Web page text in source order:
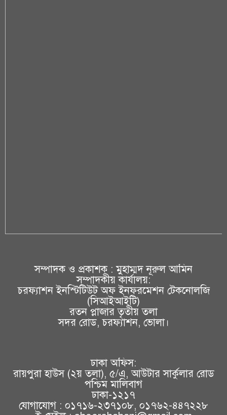
সম্পাদক ও প্রকাশক : মুহাম্মদ নূরুল আমিন
সম্পাদকীয় কার্যালয়:
চরফ্যাশন ইনস্টিটিউট অফ ইনফরমেশন টেকনোলজি
(সিআইআইটি)
রতন প্লাজার তৃতীয় তলা
সদর রোড, চরফ্যাশন, ভোলা।
ঢাকা অফিস:
রায়পুরা হাউস (২য় তলা), ৫/এ, আউটার সার্কুলার রোড
পশ্চিম মালিবাগ
ঢাকা-১২১৭
যোগাযোগ : ০১৭১৬-২৩৭১০৮, ০১৭৬২-৪৪৭২২৮